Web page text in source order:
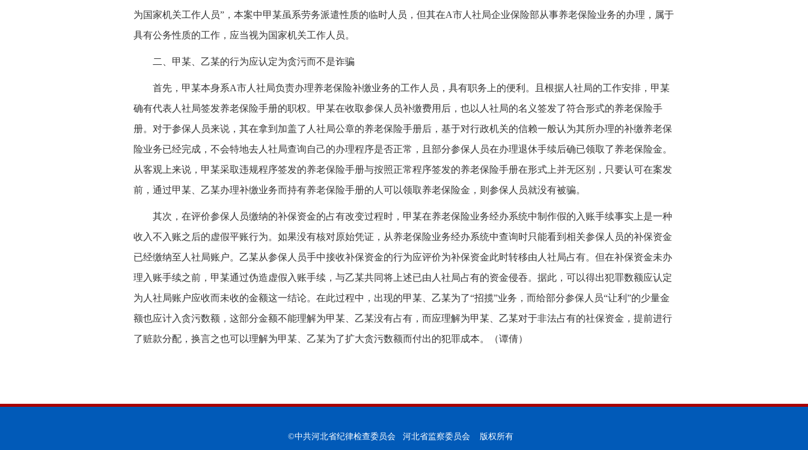
为国家机关工作人员”，本案中甲某虽系劳务派遣性质的临时人员，但其在A市人社局企业保险部从事养老保险业务的办理，属于
具有公务性质的工作，应当视为国家机关工作人员。
二、甲某、乙某的行为应认定为贪污而不是诈骗
首先，甲某本身系A市人社局负责办理养老保险补缴业务的工作人员，具有职务上的便利。且根据人社局的工作安排，甲某
确有代表人社局签发养老保险手册的职权。甲某在收取参保人员补缴费用后，也以人社局的名义签发了符合形式的养老保险手
册。对于参保人员来说，其在拿到加盖了人社局公章的养老保险手册后，基于对行政机关的信赖一般认为其所办理的补缴养老保
险业务已经完成，不会特地去人社局查询自己的办理程序是否正常，且部分参保人员在办理退休手续后确已领取了养老保险金。
从客观上来说，甲某采取违规程序签发的养老保险手册与按照正常程序签发的养老保险手册在形式上并无区别，只要认可在案发
前，通过甲某、乙某办理补缴业务而持有养老保险手册的人可以领取养老保险金，则参保人员就没有被骗。
其次，在评价参保人员缴纳的补保资金的占有改变过程时，甲某在养老保险业务经办系统中制作假的入账手续事实上是一种
收入不入账之后的虚假平账行为。如果没有核对原始凭证，从养老保险业务经办系统中查询时只能看到相关参保人员的补保资金
已经缴纳至人社局账户。乙某从参保人员手中接收补保资金的行为应评价为补保资金此时转移由人社局占有。但在补保资金未办
理入账手续之前，甲某通过伪造虚假入账手续，与乙某共同将上述已由人社局占有的资金侵吞。据此，可以得出犯罪数额应认定
为人社局账户应收而未收的金额这一结论。在此过程中，出现的甲某、乙某为了“招揽”业务，而给部分参保人员“让利”的少量金
额也应计入贪污数额，这部分金额不能理解为甲某、乙某没有占有，而应理解为甲某、乙某对于非法占有的社保资金，提前进行
了赃款分配，换言之也可以理解为甲某、乙某为了扩大贪污数额而付出的犯罪成本。（谭倩）
©中共河北省纪律检查委员会 河北省监察委员会 版权所有